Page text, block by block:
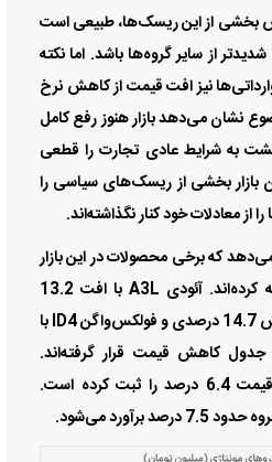
بخشی از این ریسک‌ها، طبیعی است
از سایر گروه‌ها باشد. اما نکته
نیز افت قیمت از کاهش نرخ
نشان می‌دهد بازار هنوز رفع کامل
به شرایط عادی تجارت را قطعی
بازار بخشی از ریسک‌های سیاسی را
از معادلات خود کنار نگذاشته‌اند.
که برخی محصولات در این بازار
افت قیمت دو رقمی را تجربه کرده‌اند. آئودی A3L با افت 13.2
درصدی، هیوندای النترا با کاهش 14.7 درصدی و فولکس‌واگن ID4 با
صدر جدول کاهش قیمت قرار گرفته‌اند.
همچنین هیوندای کونا افت قیمت 6.4 درصد را ثبت کرده است.
می‌شود.